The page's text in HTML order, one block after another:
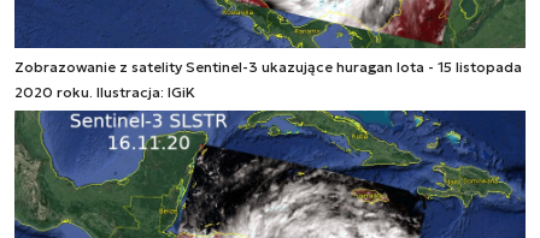
Zobrazowanie z satelity Sentinel-3 ukazujące huragan Iota - 15 listopada
2020 roku. Ilustracja: IGiK